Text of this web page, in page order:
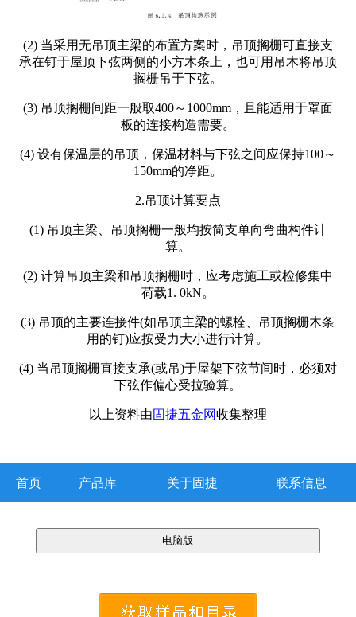
(2) 当采用无吊顶主梁的布置方案时，吊顶搁栅可直接支
承在钉于屋顶下弦两侧的小方木条上，也可用吊木将吊顶
搁栅吊于下弦。
(3) 吊顶搁栅间距一般取400～1000mm，且能适用于罩面
板的连接构造需要。
(4) 设有保温层的吊顶，保温材料与下弦之间应保持100～
150mm的净距。
2.吊顶计算要点
(1) 吊顶主梁、吊顶搁栅一般均按简支单向弯曲构件计
算。
(2) 计算吊顶主梁和吊顶搁栅时，应考虑施工或检修集中
荷载1. 0kN。
(3) 吊顶的主要连接件(如吊顶主梁的螺栓、吊顶搁栅木条
用的钉)应按受力大小进行计算。
(4) 当吊顶搁栅直接支承(或吊)于屋架下弦节间时，必须对
下弦作偏心受拉验算。
以上资料由固捷五金网收集整理
首页 产品库 关于固捷 联系信息